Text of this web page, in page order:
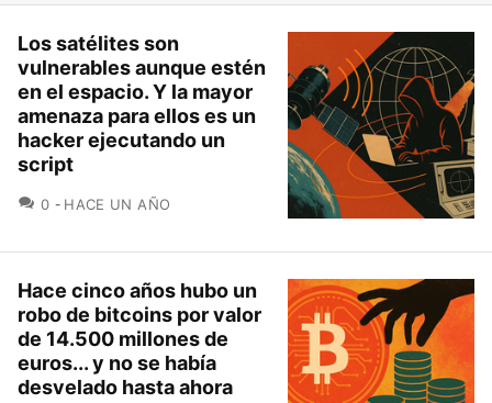
Los satélites son
vulnerables aunque estén
en el espacio. Y la mayor
amenaza para ellos es un
hacker ejecutando un
script
0 COMENTARIOS
HACE UN AÑO
Hace cinco años hubo un
robo de bitcoins por valor
de 14.500 millones de
euros... y no se había
desvelado hasta ahora